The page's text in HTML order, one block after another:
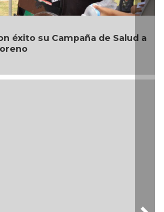
éxito su Campaña de Salud a